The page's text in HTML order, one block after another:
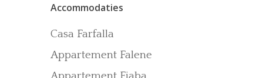
Accommodaties
Casa Farfalla
Appartement Falene